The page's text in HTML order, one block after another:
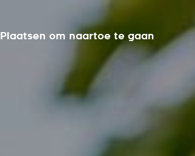
Plaatsen om naartoe te gaan